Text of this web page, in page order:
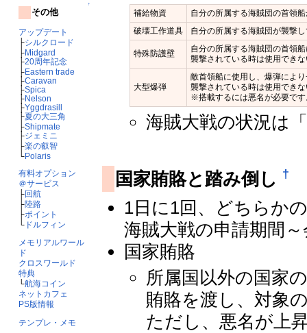
↑
その他
アップデート
├シルクロード
├Midgard
├20周年記念
├Eastern trade
├Caravan
├Spica
├Nelson
├Yggdrasill
├夏の大三角
├Shipmate
├ジェミニ
├楽の叡智
└Polaris
有料オプション
＠サービス
├回航
├陸路
├ポイント
└ドルフィン
メモリアルワール
ド
クロスワールド
特典
└航海コイン
ネットカフェ
PS版情報
テンプレ・メモ
補給物資
自分の所属する海賊団の首領
破壊工作道具
自分の所属する海賊団が襲撃
特殊防護壁
自分の所属する海賊団の首領
襲撃されている時は使用でき
大型爆弾
敵首領船に使用し、爆弾によ
襲撃されている時は使用でき
※搭載するには悪名が必要で
海賊大戦の状況は
国家賄賂と踏み倒し †
1日に1回、どちらか
海賊大戦の申請期間
国家賄賂
所属国以外の国家
賄賂を渡し、対象
ただし、悪名が上